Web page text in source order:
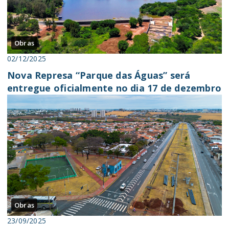
Obras
02/12/2025
Nova Represa “Parque das Águas” será
entregue oficialmente no dia 17 de dezembro
Obras
23/09/2025